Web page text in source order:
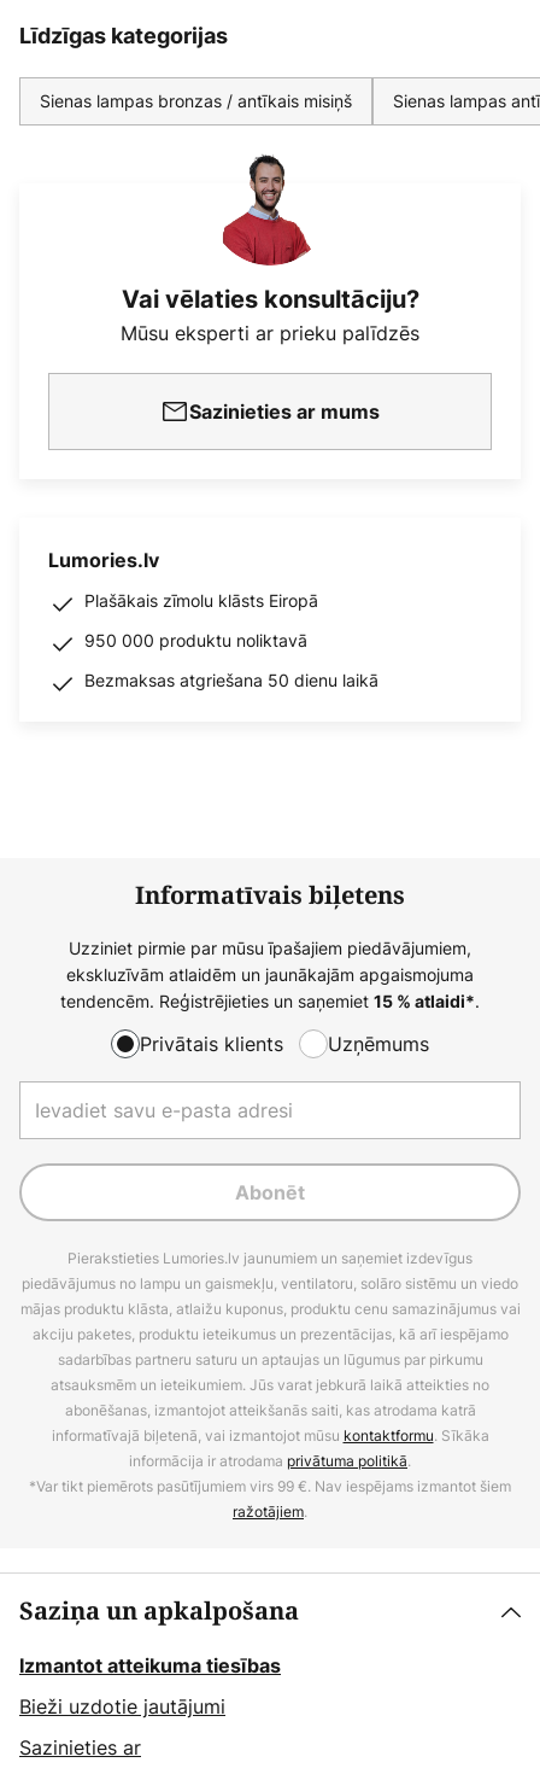
Līdzīgas kategorijas
Sienas lampas bronzas / antīkais misiņš Sienas lampas
Vai vēlaties konsultāciju?
Mūsu eksperti ar prieku palīdzēs
Sazinieties ar mums
Lumories.lv
Plašākais zīmolu klāsts Eiropā
950 000 produktu noliktavā
Bezmaksas atgriešana 50 dienu laikā
Informatīvais biļetens
Uzziniet pirmie par mūsu īpašajiem piedāvājumiem,
ekskluzīvām atlaidēm un jaunākajām apgaismojuma
tendencēm. Reģistrējieties un saņemiet 15 % atlaidi*.
Privātais klients Uzņēmums
Abonēt
Pierakstieties Lumories.lv jaunumiem un saņemiet izdevīgus
piedāvājumus no lampu un gaismekļu, ventilatoru, solāro sistēmu un viedo
mājas produktu klāsta, atlaižu kuponus, produktu cenu samazinājumus vai
akciju paketes, produktu ieteikumus un prezentācijas, kā arī iespējamo
sadarbības partneru saturu un aptaujas un lūgumus par pirkumu
atsauksmēm un ieteikumiem. Jūs varat jebkurā laikā atteikties no
abonēšanas, izmantojot atteikšanās saiti, kas atrodama katrā
informatīvajā biļetenā, vai izmantojot mūsu kontaktformu. Sīkāka
informācija ir atrodama privātuma politikā.
*Var tikt piemērots pasūtījumiem virs 99 €. Nav iespējams izmantot šiem
ražotājiem.
Saziņa un apkalpošana
Izmantot atteikuma tiesības
Bieži uzdotie jautājumi
Sazinieties ar